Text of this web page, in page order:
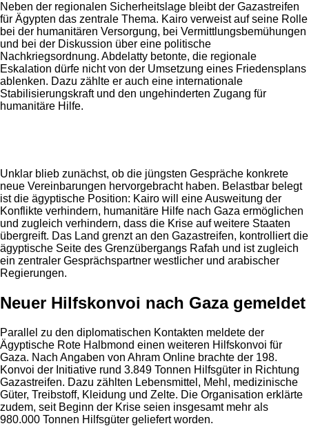
Neben der regionalen Sicherheitslage bleibt der Gazastreifen
für Ägypten das zentrale Thema. Kairo verweist auf seine Rolle
bei der humanitären Versorgung, bei Vermittlungsbemühungen
und bei der Diskussion über eine politische
Nachkriegsordnung. Abdelatty betonte, die regionale
Eskalation dürfe nicht von der Umsetzung eines Friedensplans
ablenken. Dazu zählte er auch eine internationale
Stabilisierungskraft und den ungehinderten Zugang für
humanitäre Hilfe.
Unklar blieb zunächst, ob die jüngsten Gespräche konkrete
neue Vereinbarungen hervorgebracht haben. Belastbar belegt
ist die ägyptische Position: Kairo will eine Ausweitung der
Konflikte verhindern, humanitäre Hilfe nach Gaza ermöglichen
und zugleich verhindern, dass die Krise auf weitere Staaten
übergreift. Das Land grenzt an den Gazastreifen, kontrolliert die
ägyptische Seite des Grenzübergangs Rafah und ist zugleich
ein zentraler Gesprächspartner westlicher und arabischer
Regierungen.
Neuer Hilfskonvoi nach Gaza gemeldet
Parallel zu den diplomatischen Kontakten meldete der
Ägyptische Rote Halbmond einen weiteren Hilfskonvoi für
Gaza. Nach Angaben von Ahram Online brachte der 198.
Konvoi der Initiative rund 3.849 Tonnen Hilfsgüter in Richtung
Gazastreifen. Dazu zählten Lebensmittel, Mehl, medizinische
Güter, Treibstoff, Kleidung und Zelte. Die Organisation erklärte
zudem, seit Beginn der Krise seien insgesamt mehr als
980.000 Tonnen Hilfsgüter geliefert worden.